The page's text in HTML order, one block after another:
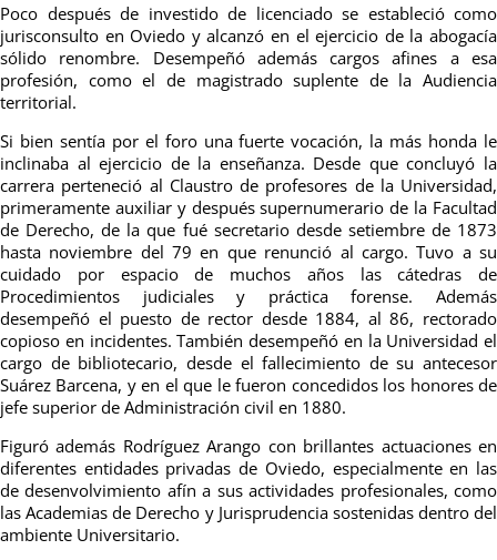
Poco después de investido de licenciado se estableció como
jurisconsulto en Oviedo y alcanzó en el ejercicio de la abogacía
sólido renombre. Desempeñó además cargos afines a esa
profesión, como el de magistrado suplente de la Audiencia
territorial.
Si bien sentía por el foro una fuerte vocación, la más honda le
inclinaba al ejercicio de la enseñanza. Desde que concluyó la
carrera perteneció al Claustro de profesores de la Universidad,
primeramente auxiliar y después supernumerario de la Facultad
de Derecho, de la que fué secretario desde setiembre de 1873
hasta noviembre del 79 en que renunció al cargo. Tuvo a su
cuidado por espacio de muchos años las cátedras de
Procedimientos judiciales y práctica forense. Además
desempeñó el puesto de rector desde 1884, al 86, rectorado
copioso en incidentes. También desempeñó en la Universidad el
cargo de bibliotecario, desde el fallecimiento de su antecesor
Suárez Barcena, y en el que le fueron concedidos los honores de
jefe superior de Administración civil en 1880.
Figuró además Rodríguez Arango con brillantes actuaciones en
diferentes entidades privadas de Oviedo, especialmente en las
de desenvolvimiento afín a sus actividades profesionales, como
las Academias de Derecho y Jurisprudencia sostenidas dentro del
ambiente Universitario.